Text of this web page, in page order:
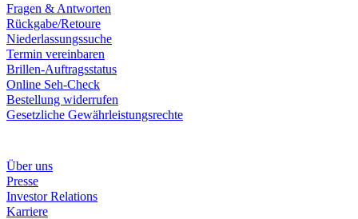
Fragen & Antworten
Rückgabe/Retoure
Niederlassungssuche
Termin vereinbaren
Brillen-Auftragsstatus
Online Seh-Check
Bestellung widerrufen
Gesetzliche Gewährleistungsrechte
Über uns
Presse
Investor Relations
Karriere